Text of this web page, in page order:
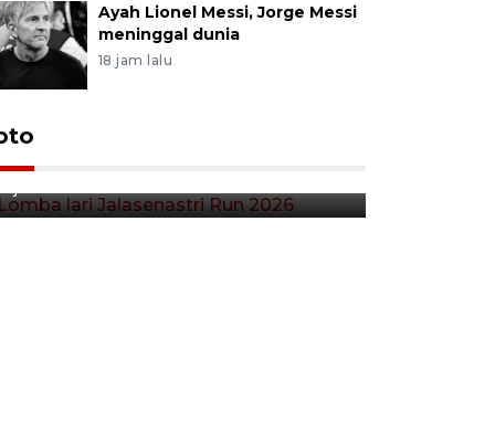
Ayah Lionel Messi, Jorge Messi
meninggal dunia
18 jam lalu
Lomba lari Jalasenastri Run
2026